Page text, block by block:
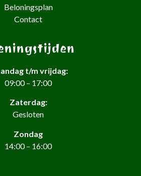
Beloningsplan
Contact
t/m vrijdag:
09:00 – 17:00
Zaterdag:
Gesloten
Zondag
14:00 – 16:00